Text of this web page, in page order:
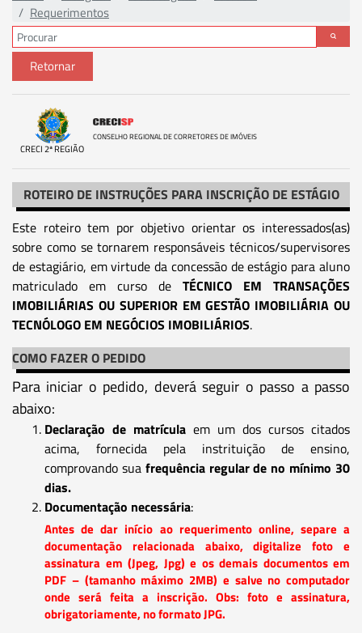
Requerimentos
Retornar
CRECI 2ª REGIÃO
CONSELHO REGIONAL DE CORRETORES DE IMÓVEIS
ROTEIRO DE INSTRUÇÕES PARA INSCRIÇÃO DE ESTÁGIO
Este roteiro tem por objetivo orientar os interessados(as)
sobre como se tornarem responsáveis técnicos/supervisores
de estagiário, em virtude da concessão de estágio para aluno
matriculado em curso de TÉCNICO EM TRANSAÇÕES
IMOBILIÁRIAS OU SUPERIOR EM GESTÃO IMOBILIÁRIA OU
TECNÓLOGO EM NEGÓCIOS IMOBILIÁRIOS.
COMO FAZER O PEDIDO
Para iniciar o pedido, deverá seguir o passo a passo
abaixo:
Declaração de matrícula em um dos cursos citados
acima, fornecida pela instrituição de ensino,
comprovando sua frequência regular de no mínimo 30
dias.
Documentação necessária:
Antes de dar início ao requerimento online, separe a
documentação relacionada abaixo, digitalize foto e
assinatura em (Jpeg, Jpg) e os demais documentos em
PDF – (tamanho máximo 2MB) e salve no computador
onde será feita a inscrição. Obs: foto e assinatura,
obrigatoriamente, no formato JPG.